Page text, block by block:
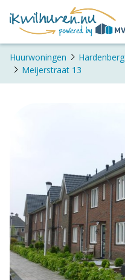
Huurwoningen Hardenberg
Meijerstraat 13